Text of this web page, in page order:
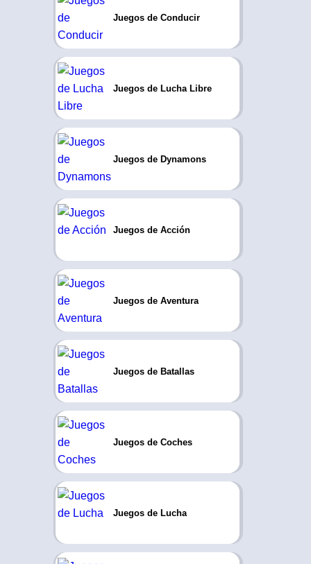
Juegos de Conducir
Juegos de Lucha Libre
Juegos de Dynamons
Juegos de Acción
Juegos de Aventura
Juegos de Batallas
Juegos de Coches
Juegos de Lucha